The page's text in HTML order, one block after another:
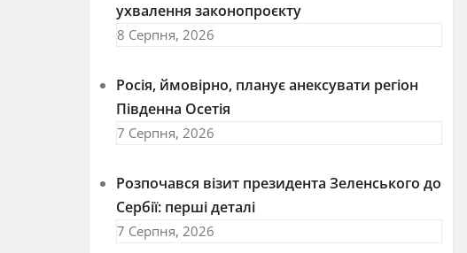
ухвалення законопроєкту
8 Серпня, 2026
Росія, ймовірно, планує анексувати регіон
Південна Осетія
7 Серпня, 2026
Розпочався візит президента Зеленського до
Сербії: перші деталі
7 Серпня, 2026